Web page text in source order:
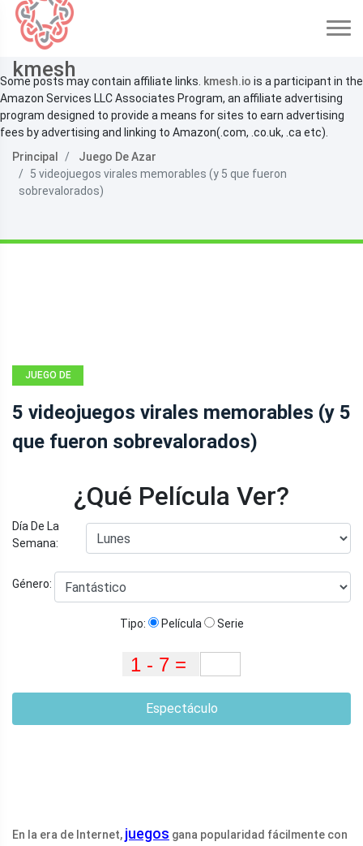
kmesh
Some posts may contain affiliate links. kmesh.io is a participant in the
Amazon Services LLC Associates Program, an affiliate advertising
program designed to provide a means for sites to earn advertising
fees by advertising and linking to Amazon(.com, .co.uk, .ca etc).
Principal
Juego De Azar
5 videojuegos virales memorables (y 5 que fueron
sobrevalorados)
JUEGO DE
5 videojuegos virales memorables (y 5
que fueron sobrevalorados)
¿Qué Película Ver?
Día De La
Semana:
Género:
Tipo: Película Serie
Espectáculo
En la era de Internet, juegos gana popularidad fácilmente con